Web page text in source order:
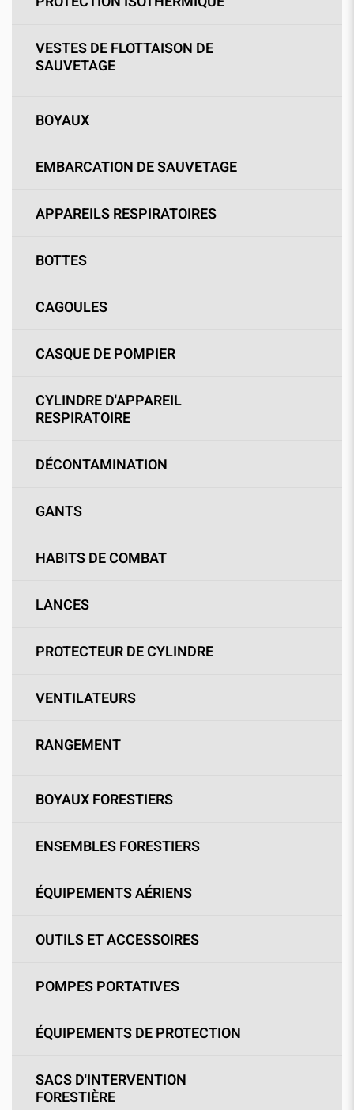
VESTES DE FLOTTAISON DE
SAUVETAGE
BOYAUX
EMBARCATION DE SAUVETAGE
APPAREILS RESPIRATOIRES
BOTTES
CAGOULES
CASQUE DE POMPIER
CYLINDRE D'APPAREIL
RESPIRATOIRE
DÉCONTAMINATION
GANTS
HABITS DE COMBAT
LANCES
PROTECTEUR DE CYLINDRE
VENTILATEURS
RANGEMENT
BOYAUX FORESTIERS
ENSEMBLES FORESTIERS
ÉQUIPEMENTS AÉRIENS
OUTILS ET ACCESSOIRES
POMPES PORTATIVES
ÉQUIPEMENTS DE PROTECTION
SACS D'INTERVENTION
FORESTIÈRE